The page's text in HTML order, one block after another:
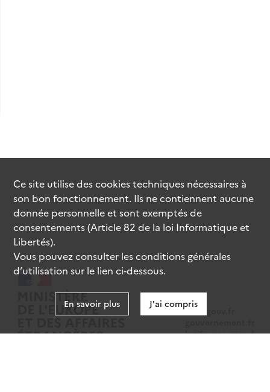
data.gouv.fr
legifrance.gouv.fr
Ce site utilise descookiestechniques nécessaires à
son bon fonctionnement. Ils ne contiennent aucune
donnée personnelle et sont exemptés de
consentements (Article 82 de la loi Informatique et
Libertés).
Vous pouvez consulter les conditions générales
d’utilisation sur le lien ci-dessous.
En savoir plus J'ai compris